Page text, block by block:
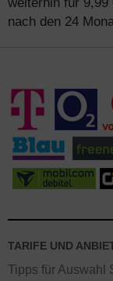
nach den 24
TARIFE UND
Tipps für Auswahl